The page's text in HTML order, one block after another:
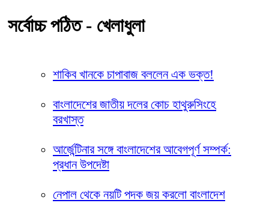
সর্বোচ্চ পঠিত - খেলাধুলা
শাকিব খানকে চাপাবাজ বললেন এক ভক্ত!
বাংলাদেশের জাতীয় দলের কোচ হাথুরুসিংহে
বরখাস্ত
আর্জেন্টিনার সঙ্গে বাংলাদেশের আবেগপূর্ণ সম্পর্ক:
প্রধান উপদেষ্টা
নেপাল থেকে নয়টি পদক জয় করলো বাংলাদেশ